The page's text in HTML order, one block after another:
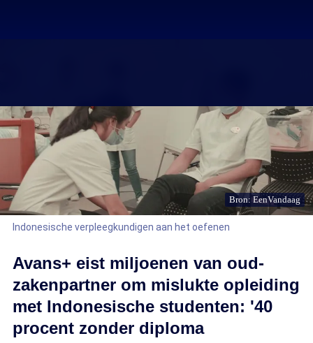
Bron: EenVandaag
Indonesische verpleegkundigen aan het oefenen
Avans+ eist miljoenen van oud-
zakenpartner om mislukte opleiding
met Indonesische studenten: '40
procent zonder diploma